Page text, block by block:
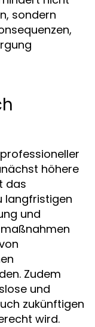
sondern
höhere
das
langfristigen
und
Zudem
und
zukünftigen
wird.